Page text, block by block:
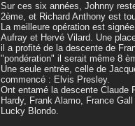
Sur ces six années, Johnny
2ème, et Richard Anthony est
La meilleure opération est
Aufray et Hervé Vilard. Une
il a profité de la descente de
"pondération" il serait même 8
Une seule entrée, celle de
commencé : Elvis Presley.
Ont entamé la descente Claude
Hardy, Frank Alamo, France
Lucky Blondo.